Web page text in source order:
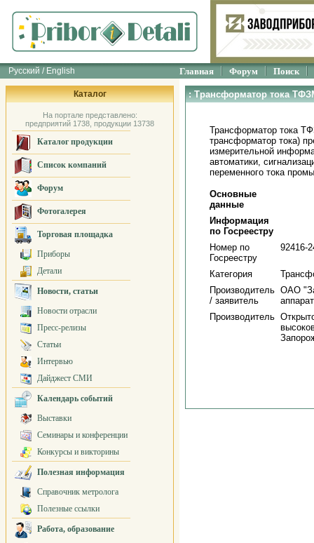
Русский / English Главная Форум Поиск
Каталог
На портале представлено:
предприятий 1738, продукции 13738
Каталог продукции
Список компаний
Форум
Фотогалерея
Торговая площадка
Приборы
Детали
Новости, статьи
Новости отрасли
Пресс-релизы
Статьи
Интервью
Дайджест СМИ
Календарь событий
Выставки
Семинары и конференции
Конкурсы и викторины
Полезная информация
Справочник метролога
Полезные ссылки
Работа, образование
: Трансформатор тока
Трансформатор тока
трансформатор тока)
измерительной
автоматики,
переменного тока
Основные
данные
Информация
по Госреестру
Номер по
Госреестру
92416-
Категория
Производитель
/ заявитель
ОАО
Производитель